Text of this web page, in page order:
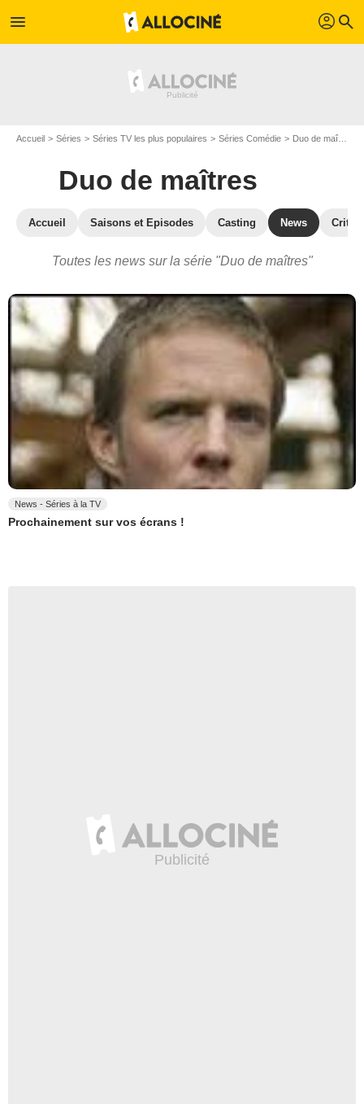
menu profil search
Accueil Séries Séries TV les plus populaires Séries Comédie Duo de maîtres
Duo de maîtres
Accueil Saisons et Episodes Casting News
Toutes les news sur la série "Duo de maîtres"
News - Séries à la TV
Prochainement sur vos écrans !